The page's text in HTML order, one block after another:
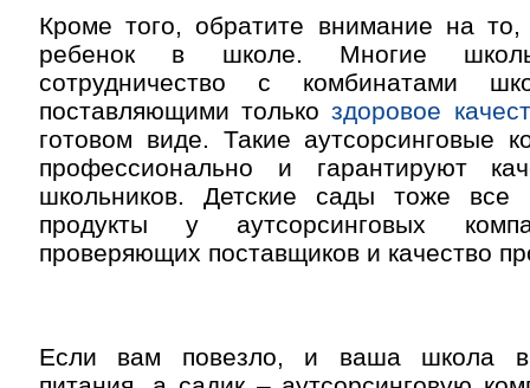
Кроме того, обратите внимание на то,
ребенок в школе. Многие
сотрудничество с комбинатами
поставляющими толькоздоровое
готовом виде. Такие аутсорсинговые
профессионально и гарантируют
школьников. Детские сады тоже все
продукты у аутсорсинговых
проверяющих поставщиков и качество
Если вам повезло, и ваша школа